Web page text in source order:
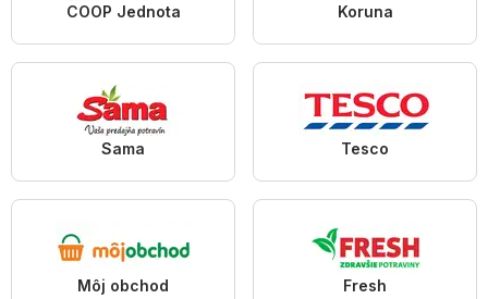
COOP Jednota Koruna
Sama Tesco
Môj obchod Fresh